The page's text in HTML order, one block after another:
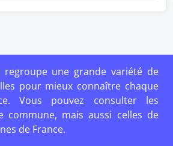
une grande variété de
pour mieux connaître chaque
Vous pouvez consulter les
commune, mais aussi celles de
de France.